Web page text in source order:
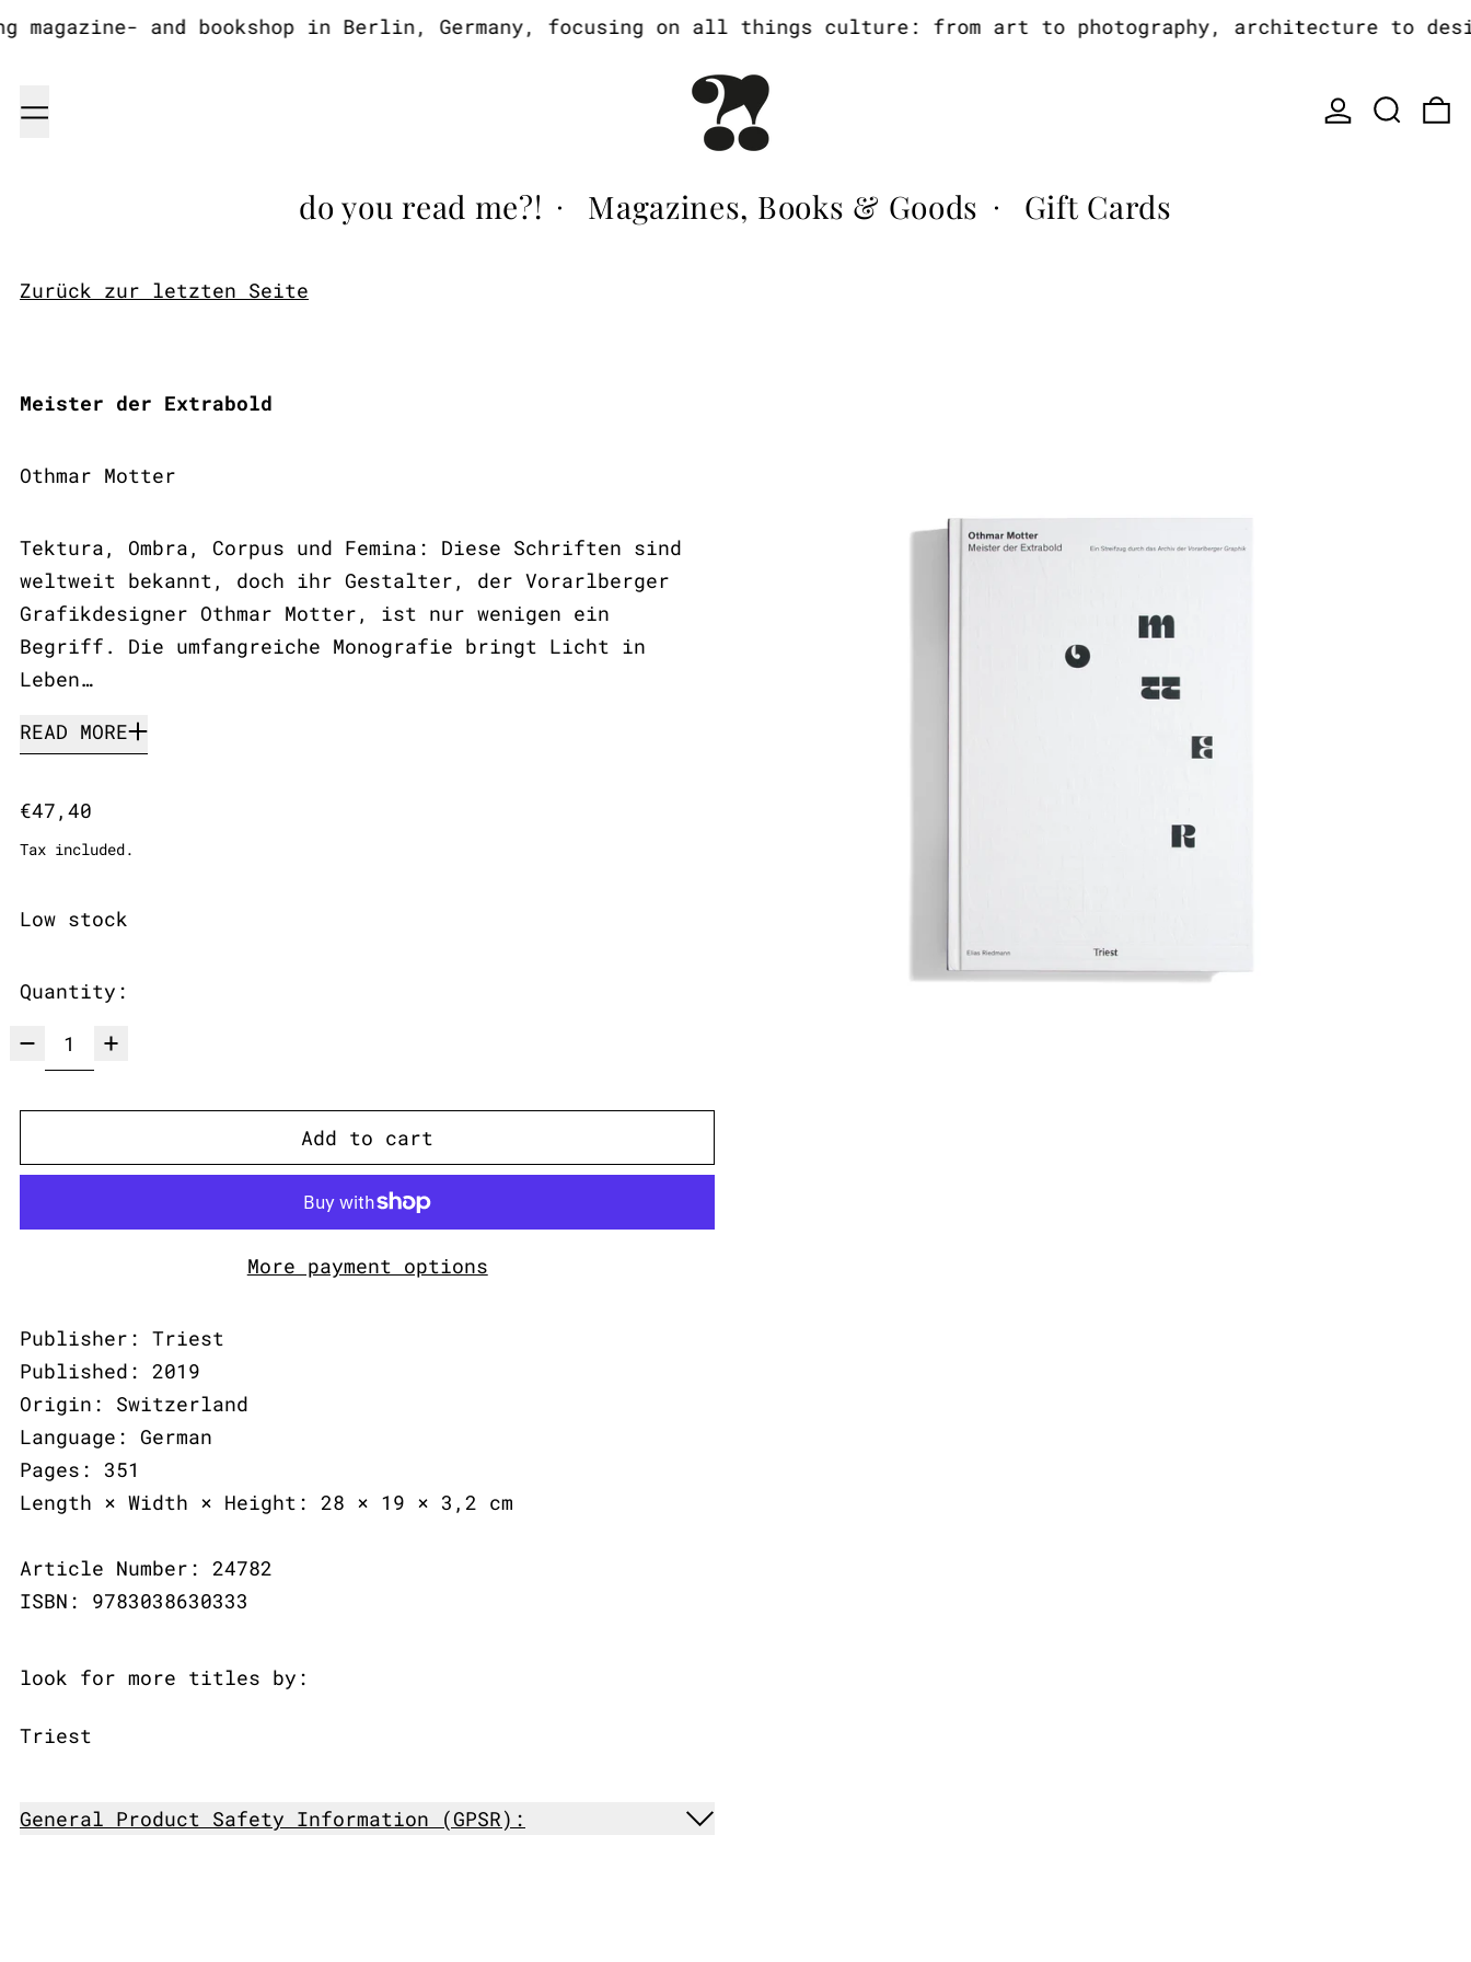
and bookshop in Berlin, Germany, focusing on all things culture: from art to photography, architecture to
Menu Log inSearch
do you read me?! · Magazines, Books & Goods · Gift Cards
Zurück zur letzten Seite
Meister der Extrabold
Othmar Motter
Tektura, Ombra, Corpus und Femina: Diese Schriften sind
weltweit bekannt, doch ihr Gestalter, der Vorarlberger
Grafikdesigner Othmar Motter, ist nur wenigen ein
Begriff. Die umfangreiche Monografie bringt Licht in
Leben…
READ MORE
Regular price
€47,40
Tax included.
Low stock
Quantity:
Add to cart
More payment options
Publisher: Triest
Published: 2019
Origin: Switzerland
Language: German
Pages: 351
Length × Width × Height: 28 × 19 × 3,2 cm
Article Number: 24782
ISBN: 9783038630333
look for more titles by:
Triest
General Product Safety Information (GPSR):